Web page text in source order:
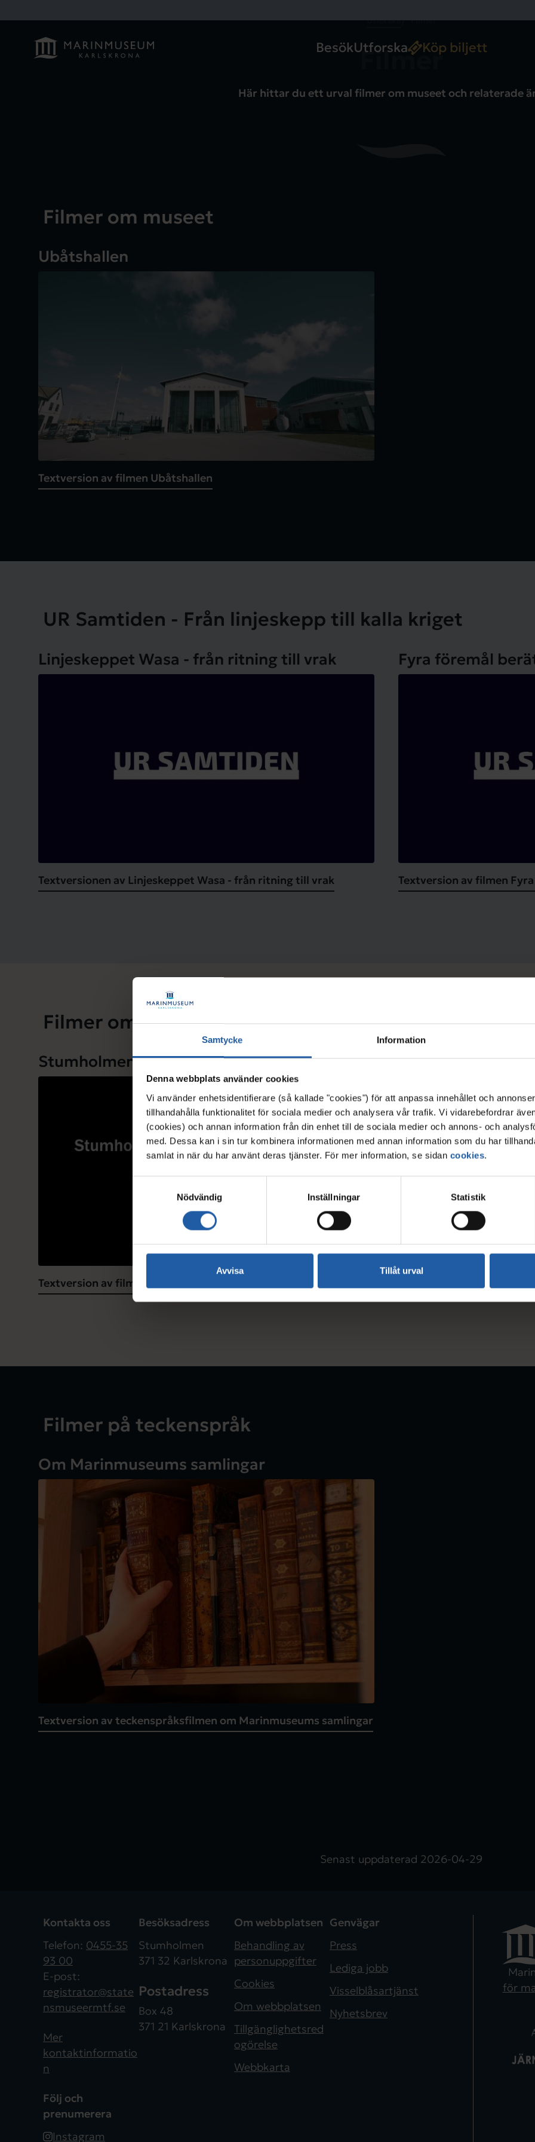
Samtycke Information
Denna webbplats använder cookies
Vi använder enhetsidentifierare (så kallade "cookies") för att anpassa innehållet och
tillhandahålla funktionalitet för sociala medier och analysera vår trafik. Vi vidarebefordrar
(cookies) och annan information från din enhet till de sociala medier och annons- och
med. Dessa kan i sin tur kombinera informationen med annan information som du har
samlat in när du har använt deras tjänster. För mer information, se sidan cookies.
k
e
s
Nödvändig Inställningar Statistik
Avvisa Tillåt urval
BesökUtforska Köp biljett
Utforska Filmer
Filmer
Här hittar du ett urval filmer om museet och relaterade
Filmer om museet
Ubåtshallen
Textversion av filmen Ubåtshallen
UR Samtiden - Från linjeskepp till kalla kriget
Linjeskeppet Wasa - från ritning till vrak
Textversionen av Linjeskeppet Wasa - från ritning till vrak
Fyra föremål
Textversion av filmen
Filmer om världsarvet Örlogsstaden Karlskrona
Stumholmen - en del av världsarvet
Spela video Stumholmen - en del av världsarvet
Textversion av filmen Stumholmen - en del av Världsarvet
Världsarvsfilmen
Textversion av filmen
Filmer på teckenspråk
Om Marinmuseums samlingar
Spela video Om Marinmuseums samlingar
Textversion av teckenspråksfilmen om Marinmuseums samlingar
Senast uppdaterad 2026-04-29
Kontakta oss
Telefon: 0455-35
93 00
E-post:
registrator@state
nsmuseermtf.se
Mer
kontaktinformatio
n
Besöksadress
Stumholmen
371 32 Karlskrona
Postadress
Box 48
371 21 Karlskrona
Om webbplatsen
Behandling av
personuppgifter
Cookies
Om webbplatsen
Tillgänglighetsred
ogörelse
Webbkarta
Genvägar
Press
Lediga jobb
Visselblåsartjänst
Nyhetsbrev
Följ och
prenumerera
Instagram
för